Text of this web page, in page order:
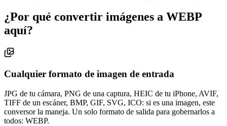
¿Por qué convertir imágenes a WEBP
aquí?
Cualquier formato de imagen de entrada
JPG de tu cámara, PNG de una captura, HEIC de tu iPhone, AVIF,
TIFF de un escáner, BMP, GIF, SVG, ICO: si es una imagen, este
conversor la maneja. Un solo formato de salida para gobernarlos a
todos: WEBP.